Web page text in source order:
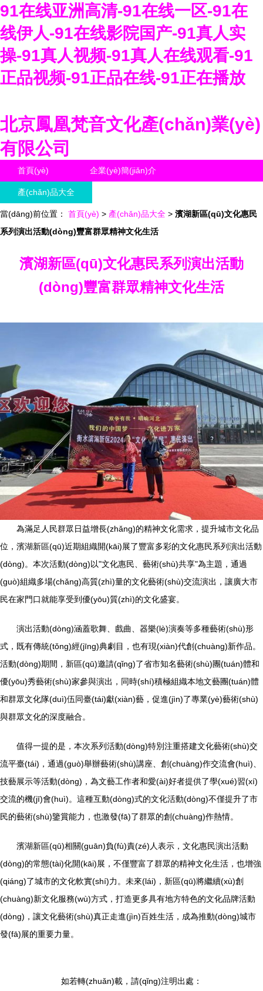
91在线亚洲高清-91在线一区-91在
线伊人-91在线影院国产-91真人实
操-91真人视频-91真人在线观看-91
正品视频-91正品在线-91正在播放
北京鳳凰梵音文化產(chǎn)業(yè)
有限公司
首頁(yè) 企業(yè)簡(jiǎn)介
產(chǎn)品大全
企業(yè)信息 訪客留言
當(dāng)前位置： 首頁(yè) > 產(chǎn)品大全 > 濱湖新區(qū)文化惠民
系列演出活動(dòng)豐富群眾精神文化生活
濱湖新區(qū)文化惠民系列演出活動
(dòng)豐富群眾精神文化生活
為滿足人民群眾日益增長(zhǎng)的精神文化需求，提升城市文化品
位，濱湖新區(qū)近期組織開(kāi)展了豐富多彩的文化惠民系列演出活動
(dòng)。本次活動(dòng)以"文化惠民、藝術(shù)共享"為主題，通過
(guò)組織多場(chǎng)高質(zhì)量的文化藝術(shù)交流演出，讓廣大市
民在家門口就能享受到優(yōu)質(zhì)的文化盛宴。
演出活動(dòng)涵蓋歌舞、戲曲、器樂(lè)演奏等多種藝術(shù)形
式，既有傳統(tǒng)經(jīng)典劇目，也有現(xiàn)代創(chuàng)新作品。
活動(dòng)期間，新區(qū)邀請(qǐng)了省市知名藝術(shù)團(tuán)體和
優(yōu)秀藝術(shù)家參與演出，同時(shí)積極組織本地文藝團(tuán)體
和群眾文化隊(duì)伍同臺(tái)獻(xiàn)藝，促進(jìn)了專業(yè)藝術(shù)
與群眾文化的深度融合。
值得一提的是，本次系列活動(dòng)特別注重搭建文化藝術(shù)交
流平臺(tái)，通過(guò)舉辦藝術(shù)講座、創(chuàng)作交流會(huì)、
技藝展示等活動(dòng)，為文藝工作者和愛(ài)好者提供了學(xué)習(xí)
交流的機(jī)會(huì)。這種互動(dòng)式的文化活動(dòng)不僅提升了市
民的藝術(shù)鑒賞能力，也激發(fā)了群眾的創(chuàng)作熱情。
濱湖新區(qū)相關(guān)負(fù)責(zé)人表示，文化惠民演出活動
(dòng)的常態(tài)化開(kāi)展，不僅豐富了群眾的精神文化生活，也增強
(qiáng)了城市的文化軟實(shí)力。未來(lái)，新區(qū)將繼續(xù)創
(chuàng)新文化服務(wù)方式，打造更多具有地方特色的文化品牌活動
(dòng)，讓文化藝術(shù)真正走進(jìn)百姓生活，成為推動(dòng)城市
發(fā)展的重要力量。
如若轉(zhuǎn)載，請(qǐng)注明出處：